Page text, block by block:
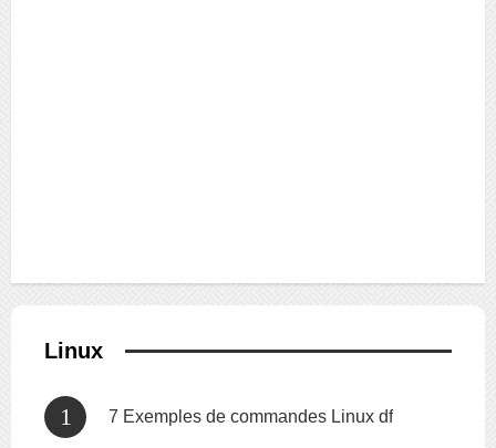
Linux
7 Exemples de commandes Linux df